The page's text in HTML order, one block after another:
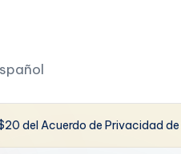
del Acuerdo de Privacidad de